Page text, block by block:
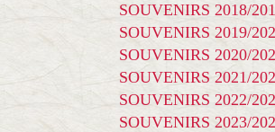
SOUVENIRS 2018/
SOUVENIRS 2019/
SOUVENIRS 2020/
SOUVENIRS 2021/
SOUVENIRS 2022/
SOUVENIRS 2023/